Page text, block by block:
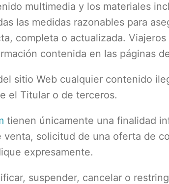
multimedia y los materiales
las medidas razonables para
completa o actualizada.
contenida en las páginas
sitio Web cualquier contenido
el Titular o de terceros.
tienen únicamente una finalidad
solicitud de una oferta de
expresamente.
suspender, cancelar o